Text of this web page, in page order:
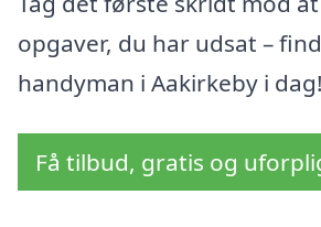
opgaver, du har udsat –
handyman i Aakirkeby i dag!
Få tilbud, gratis og